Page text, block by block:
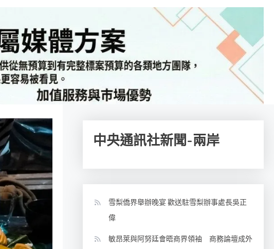
中央通訊社新聞-兩岸
雪梨僑界舉辦晚宴 歡送駐雪梨辦事處長吳正
偉
敏昂萊與阿努廷會晤商界領袖 商務論壇成外